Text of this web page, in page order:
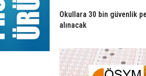
Okullara 30 bin güvenlik
alınacak